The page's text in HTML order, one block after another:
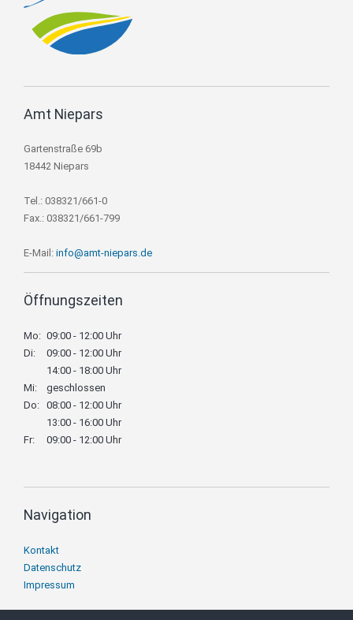
Amt Niepars
Gartenstraße 69b
18442 Niepars
Tel.: 038321/661-0
Fax.: 038321/661-799
E-Mail: info@amt-niepars.de
Öffnungszeiten
Mo: 09:00 - 12:00 Uhr
Di:
09:00 - 12:00 Uhr
14:00 - 18:00 Uhr
Mi:
geschlossen
Do: 08:00 - 12:00 Uhr
13:00 - 16:00 Uhr
Fr:
09:00 - 12:00 Uhr
Navigation
Navigation
überspringen
Kontakt
Datenschutz
Impressum